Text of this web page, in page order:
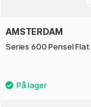
AMSTERDAM
Series 600 Pensel